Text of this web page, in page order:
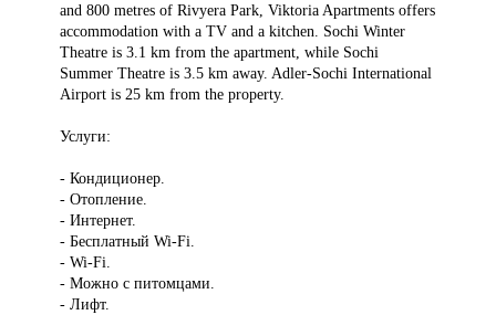
and 800 metres of Rivyera Park, Viktoria Apartments offers
accommodation with a TV and a kitchen. Sochi Winter
Theatre is 3.1 km from the apartment, while Sochi
Summer Theatre is 3.5 km away. Adler-Sochi International
Airport is 25 km from the property.
Услуги:
- Кондиционер.
- Отопление.
- Интернет.
- Бесплатный Wi-Fi.
- Wi-Fi.
- Можно с питомцами.
- Лифт.